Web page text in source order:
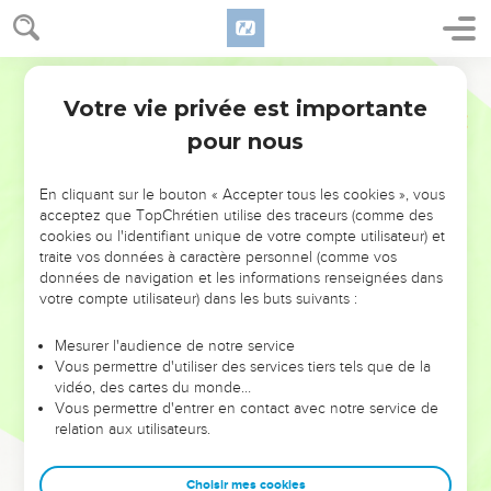
NE MANQUEZ PAS L’ÉVÉNEMENT
DE L’ANNÉE !
ET SI LEURS ERREURS POUVAIENT VOUS ÉVITER LES
VOTRES ?
leur foi ou leur vision. Mais on voit moins les doutes, les erreurs
et les saisons difficiles qu'ils ont traversés, alors même que ce
sont elles qui les ont façonnés.
Dans cette conférence, leaders, entrepreneurs, et responsables
clés pour avancer avec plus de sagesse afin que leurs erreurs
Votre vie privée est importante
pour nous
En cliquant sur le bouton « Accepter tous les cookies », vous
acceptez que TopChrétien utilise des traceurs (comme des
cookies ou l'identifiant unique de votre compte utilisateur) et
traite vos données à caractère personnel (comme vos
données de navigation et les informations renseignées dans
votre compte utilisateur) dans les buts suivants :
Mesurer l'audience de notre service
Vous permettre d'utiliser des services tiers tels que de la
vidéo, des cartes du monde…
Vous permettre d'entrer en contact avec notre service de
relation aux utilisateurs.
Choisir mes cookies